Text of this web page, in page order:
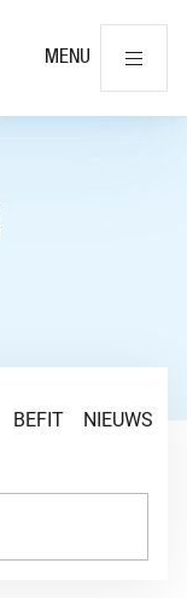
MENU
BEFIT NIEUWS